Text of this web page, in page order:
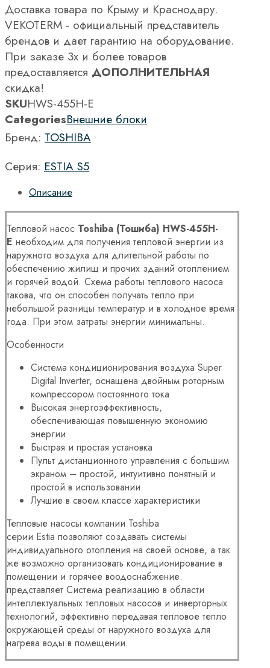
Доставка товара по Крыму и Краснодару.
VEKOTERM - официальный представитель
брендов и дает гарантию на оборудование.
При заказе 3х и более товаров
предоставляется ДОПОЛНИТЕЛЬНАЯ
скидка!
SKUHWS-455H-E
CategoriesВнешние блоки
Бренд: TOSHIBA
Серия: ESTIA S5
Описание
Тепловой насос Toshiba (Тошиба) HWS-455H-
E необходим для получения тепловой энергии из
наружного воздуха для длительной работы по
обеспечению жилищ и прочих зданий отоплением
и горячей водой. Схема работы теплового насоса
такова, что он способен получать тепло при
небольшой разницы температур и в холодное время
года. При этом затраты энергии минимальны.
Особенности
Система кондиционирования воздуха Super
Digital Inverter, оснащена двойным роторным
компрессором постоянного тока
Высокая энергоэффективность,
обеспечивающая повышенную экономию
энергии
Быстрая и простая установка
Пульт дистанционного управления с большим
экраном – простой, интуитивно понятный и
простой в использовании
Лучшие в своем классе характеристики
Тепловые насосы компании Toshiba
серии Estia позволяют создавать системы
индивидуального отопления на своей основе, а так
же возможно организовать кондиционирование в
помещении и горячее воодоснабжение.
представляет Система реализацию в области
интеллектуальных тепловых насосов и инверторных
технологий, эффективно передавая тепловое тепло
окружающей среды от наружного воздуха для
нагрева воды в помещении.